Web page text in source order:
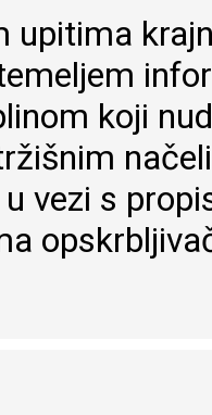
upitima
koji
vezi s